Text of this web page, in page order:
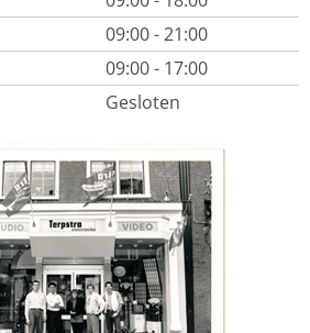
09:00 - 21:00
09:00 - 17:00
Gesloten